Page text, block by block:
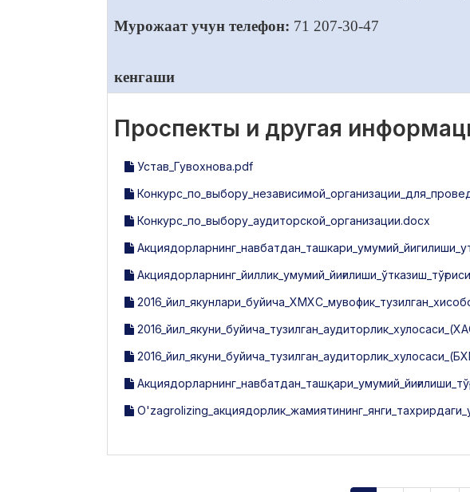
Мурожаат учун телефон: 71 207-30-47
кенгаши
Проспекты и другая
Устав_Гувохнова.pdf
Конкурс_по_выбору_аудиторской_организации.docx